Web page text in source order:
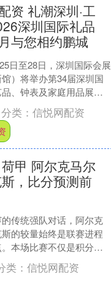
资 礼潮深圳·工
深圳国际礼品
与您相约鹏城
日至28日，深圳国际会展
）将举办第34届深圳国
、钟表及家庭用品展览
计划展出面积约20 000....
分类： 信悦网配资
甲 阿尔克马尔
，比分预测前
传统强队对话，阿尔克
的较量始终是联赛进程
本场比赛不仅是积分榜
接对话，更是检验两队
与阵容深度....
类： 信悦网配资